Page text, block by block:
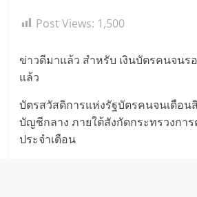
Post Views: 1,500
ข่าวดีมาแล้ว สำหรับ เงินบัตรคนจนร
แล้ว
บัตรสวัสดิการแห่งรัฐบัตรคนจนเดือน
บัญชีกลาง ภายใต้สังกัดกระทรวงกา
ประจำเดือน